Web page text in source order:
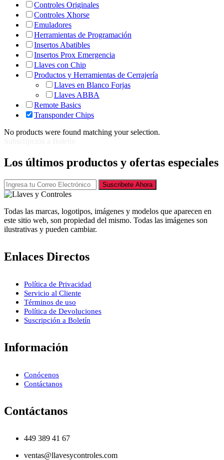
Controles Originales
Controles Xhorse
Emuladores
Herramientas de Programación
Insertos Abatibles
Insertos Prox Emergencia
Llaves con Chip
Productos y Herramientas de Cerrajería
Llaves en Blanco Forjas
Llaves ABBA
Remote Basics
Transponder Chips
No products were found matching your selection.
Los últimos productos y ofertas especiales
Suscribete Ahora
Todas las marcas, logotipos, imágenes y modelos que aparecen en
este sitio web, son propiedad del mismo. Todas las imágenes son
ilustrativas y pueden cambiar.
Enlaces Directos
Política de Privacidad
Servicio al Cliente
Términos de uso
Política de Devoluciones
Suscripción a Boletín
Información
Conócenos
Contáctanos
Contáctanos
449 389 41 67
ventas@llavesycontroles.com